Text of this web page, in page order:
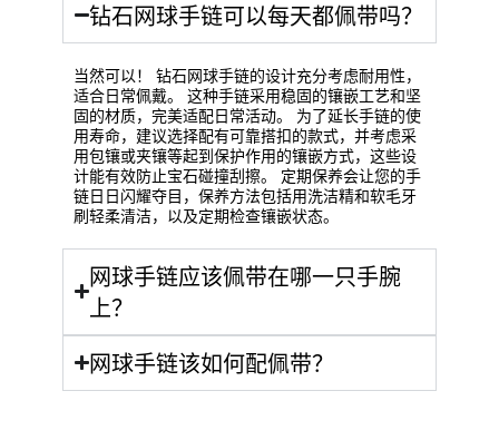
钻石网球手链可以每天都佩带吗？
当然可以！ 钻石网球手链的设计充分考虑耐用性，
适合日常佩戴。 这种手链采用稳固的镶嵌工艺和坚
固的材质，完美适配日常活动。 为了延长手链的使
用寿命，建议选择配有可靠搭扣的款式，并考虑采
用包镶或夹镶等起到保护作用的镶嵌方式，这些设
计能有效防止宝石碰撞刮擦。 定期保养会让您的手
链日日闪耀夺目，保养方法包括用洗洁精和软毛牙
刷轻柔清洁，以及定期检查镶嵌状态。
网球手链应该佩带在哪一只手腕
上？
网球手链该如何配佩带？